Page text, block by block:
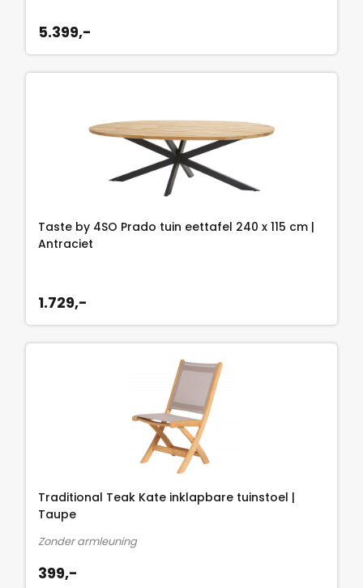
5.399,-
Taste by 4SO Prado tuin eettafel 240 x 115 cm |
Antraciet
1.729,-
Traditional Teak Kate inklapbare tuinstoel |
Taupe
Zonder armleuning
399,-